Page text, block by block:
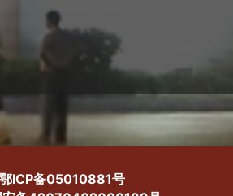
鄂ICP备05010881号